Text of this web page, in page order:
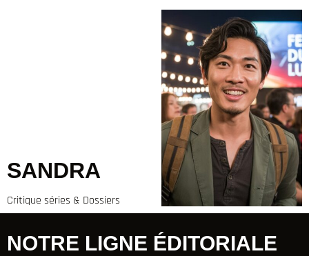
SANDRA
Critique séries & Dossiers
NOTRE LIGNE ÉDITORIALE